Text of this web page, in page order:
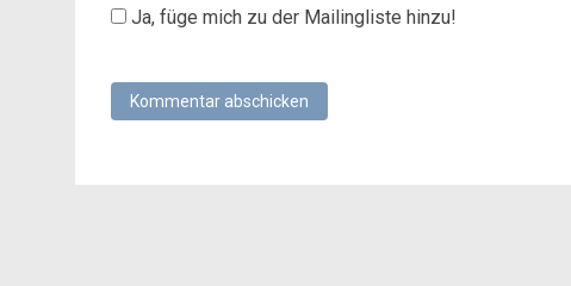
Ja, füge mich zu der Mailingliste hinzu!